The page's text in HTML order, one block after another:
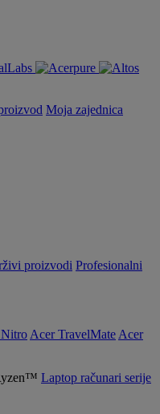
Moja zajednica
proizvodi Profesionalni
Acer TravelMate Acer
Laptop računari serije